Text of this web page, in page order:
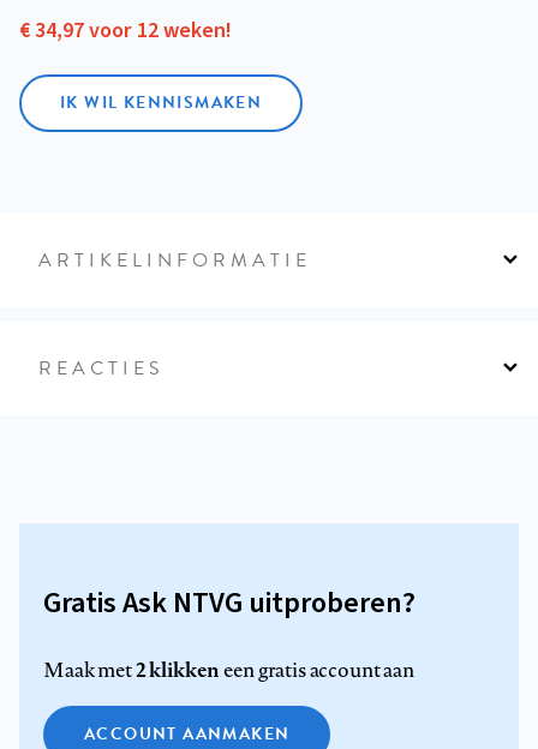
€ 34,97 voor 12 weken!
IK WIL KENNISMAKEN
ARTIKELINFORMATIE
REACTIES
Gratis Ask NTVG uitproberen?
Maak met2 klikkeneen gratis account aan
ACCOUNT AANMAKEN